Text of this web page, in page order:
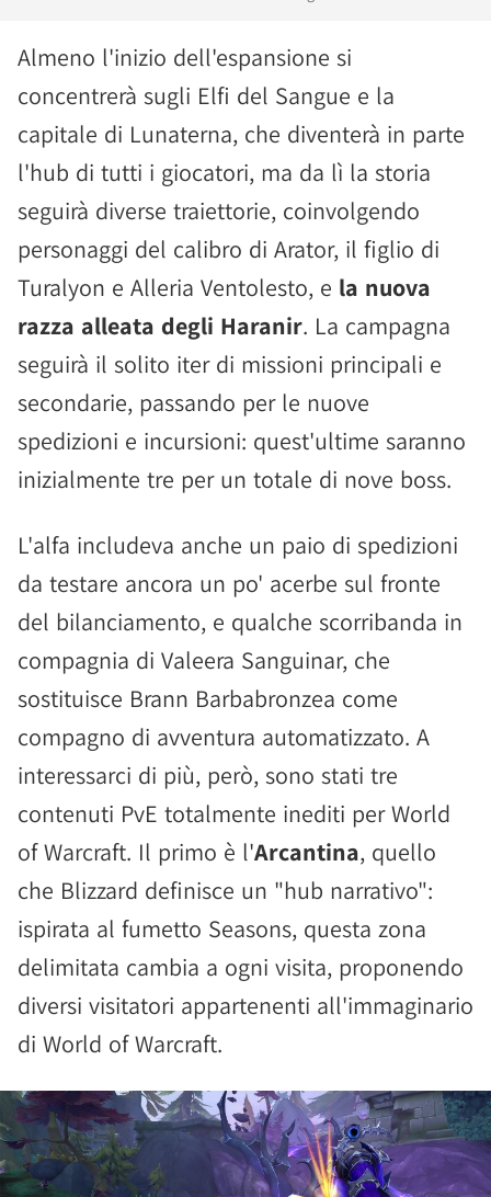
Almeno l'inizio dell'espansione si
concentrerà sugli Elfi del Sangue e la
capitale di Lunaterna, che diventerà in parte
l'hub di tutti i giocatori, ma da lì la storia
seguirà diverse traiettorie, coinvolgendo
personaggi del calibro di Arator, il figlio di
Turalyon e Alleria Ventolesto, e la nuova
razza alleata degli Haranir. La campagna
seguirà il solito iter di missioni principali e
secondarie, passando per le nuove
spedizioni e incursioni: quest'ultime saranno
inizialmente tre per un totale di nove boss.
L'alfa includeva anche un paio di spedizioni
da testare ancora un po' acerbe sul fronte
del bilanciamento, e qualche scorribanda in
compagnia di Valeera Sanguinar, che
sostituisce Brann Barbabronzea come
compagno di avventura automatizzato. A
interessarci di più, però, sono stati tre
contenuti PvE totalmente inediti per World
of Warcraft. Il primo è l'Arcantina, quello
che Blizzard definisce un "hub narrativo":
ispirata al fumetto Seasons, questa zona
delimitata cambia a ogni visita, proponendo
diversi visitatori appartenenti all'immaginario
di World of Warcraft.